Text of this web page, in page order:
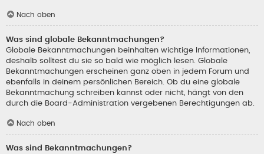
Nach oben
Was sind globale Bekanntmachungen?
Globale Bekanntmachungen beinhalten wichtige Informationen,
deshalb solltest du sie so bald wie möglich lesen. Globale
Bekanntmachungen erscheinen ganz oben in jedem Forum und
ebenfalls in deinem persönlichen Bereich. Ob du eine globale
Bekanntmachung schreiben kannst oder nicht, hängt von den
durch die Board-Administration vergebenen Berechtigungen ab.
Nach oben
Was sind Bekanntmachungen?